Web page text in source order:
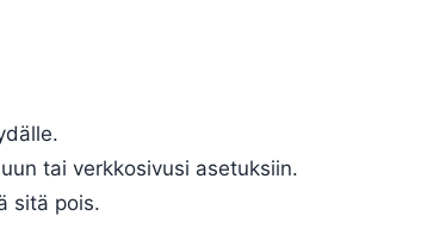
tai verkkosivusi asetuksiin.
sitä pois.